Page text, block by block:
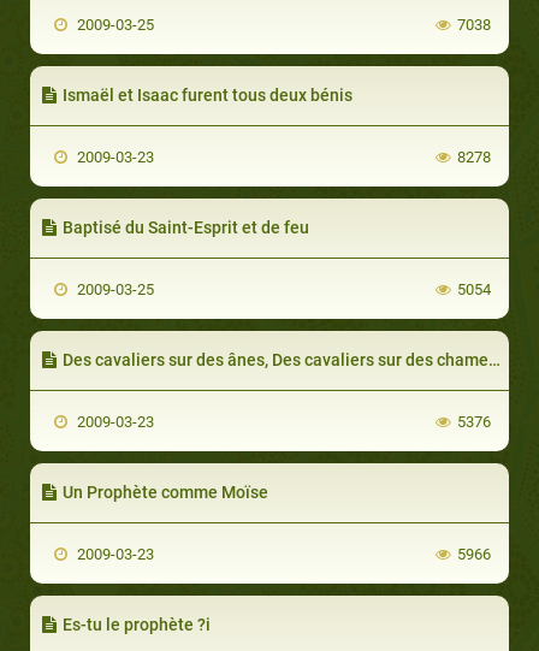
2009-03-25 7038
Ismaël et Isaac furent tous deux bénis
2009-03-23 8278
Baptisé du Saint-Esprit et de feu
2009-03-25 5054
Des cavaliers sur des ânes, Des cavaliers sur des chameaux
2009-03-23 5376
Un Prophète comme Moïse
2009-03-23 5966
Es-tu le prophète ?i